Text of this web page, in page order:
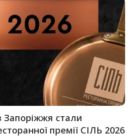
Запоріжжя стали
премії СІЛЬ 2026